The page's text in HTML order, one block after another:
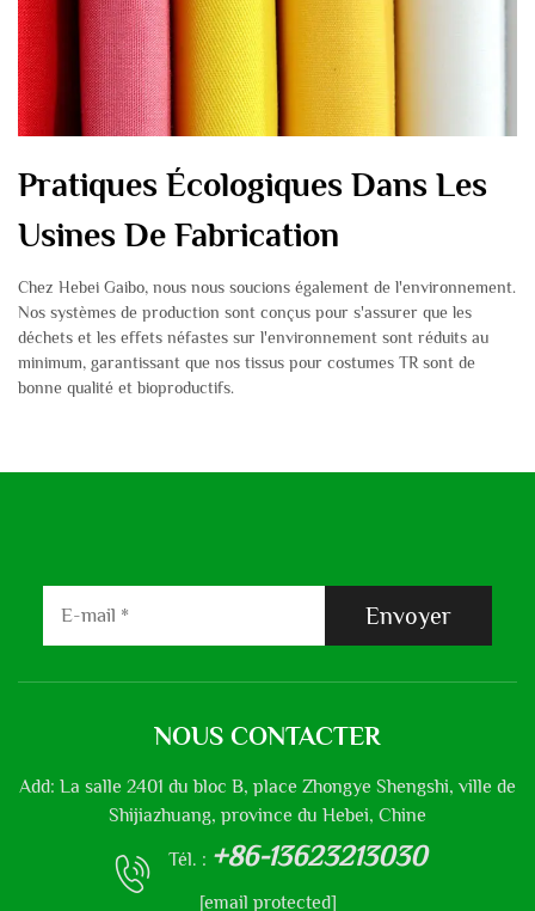
Pratiques Écologiques Dans Les
Usines De Fabrication
Chez Hebei Gaibo, nous nous soucions également de l'environnement.
Nos systèmes de production sont conçus pour s'assurer que les
déchets et les effets néfastes sur l'environnement sont réduits au
minimum, garantissant que nos tissus pour costumes TR sont de
bonne qualité et bioproductifs.
Envoyer
NOUS CONTACTER
Add: La salle 2401 du bloc B, place Zhongye Shengshi, ville de
Shijiazhuang, province du Hebei, Chine
Tél. : +86-13623213030
[email protected]